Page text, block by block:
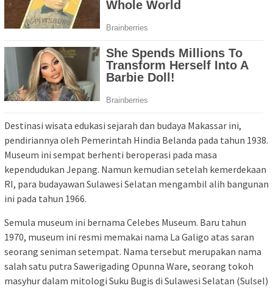
Destinasi wisata edukasi sejarah dan budaya Makassar ini,
pendiriannya oleh Pemerintah Hindia Belanda pada tahun 1938.
Museum ini sempat berhenti beroperasi pada masa
kependudukan Jepang. Namun kemudian setelah kemerdekaan
RI, para budayawan Sulawesi Selatan mengambil alih bangunan
ini pada tahun 1966.
Semula museum ini bernama Celebes Museum. Baru tahun
1970, museum ini resmi memakai nama La Galigo atas saran
seorang seniman setempat. Nama tersebut merupakan nama
salah satu putra Sawerigading Opunna Ware, seorang tokoh
masyhur dalam mitologi Suku Bugis di Sulawesi Selatan (Sulsel)